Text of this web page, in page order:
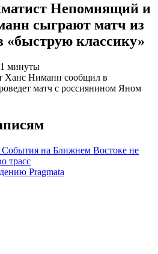
Непомнящий и
сыграют матч из
«быструю классику»
1 минуты
Ханс Ниманн сообщил в
матч с россиянином Яном
на Ближнем Востоке не
трасс
Pragmata